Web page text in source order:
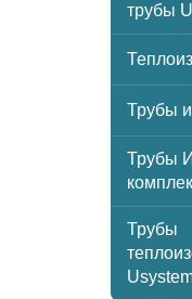
трубы
Трубы
Трубы
Трубы